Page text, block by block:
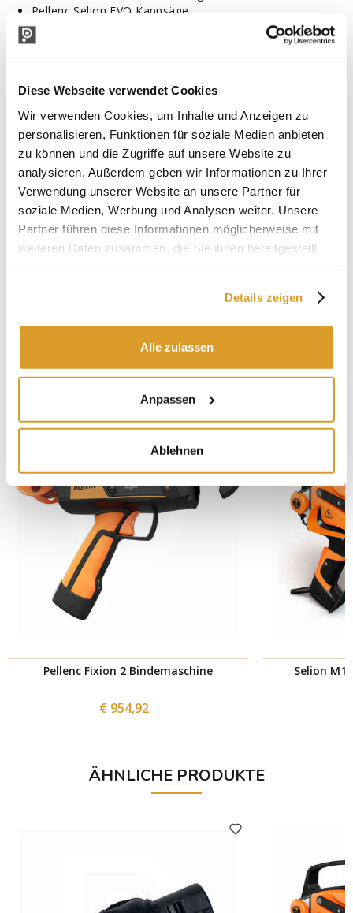
Diese Webseite verwendet Cookies
Wir verwenden Cookies, um Inhalte und Anzeigen zu
personalisieren, Funktionen für soziale Medien anbieten
zu können und die Zugriffe auf unsere Website zu
analysieren. Außerdem geben wir Informationen zu Ihrer
Verwendung unserer Website an unsere Partner für
soziale Medien, Werbung und Analysen weiter. Unsere
Partner führen diese Informationen möglicherweise mit
weiteren Daten zusammen, die Sie ihnen bereitgestellt
Details zeigen
Alle zulassen
Anpassen
Ablehnen
Pellenc Selion EVO Kappsäge
Pellenc Cultivon Hacke
Der Bausatz besteht aus
Pellenc Alpha 520 Akku
Schnelladapter 9 PTI + Platte
Schnelladapter Pellenc
Spezifikationen Alpha 520 Bakterie
Gewicht (ohne Rucksack): 3,6 kg
Typ: Li-Ion
Spannung: 43,2 V
Kapazität: 12 Ah
Gespeicherte Energie: 520 Wh
Durchschnittliche Nutzungsdauer: Anzahl der Ladezyklen*
IN VERBINDUNG STEHENDE PRODUKTE
Pellenc Fixion 2 Bindemaschine
€ 954,92
Selion
ÄHNLICHE PRODUKTE